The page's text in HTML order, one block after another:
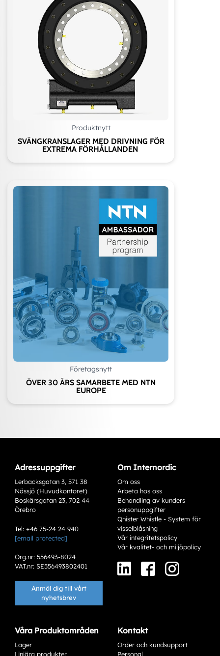
Produktnytt
SVÄNGKRANSLAGER MED DRIVNING FÖR
EXTREMA FÖRHÅLLANDEN
Företagsnytt
ÖVER 30 ÅRS SAMARBETE MED NTN
EUROPE
Varianter
Add to existing cart row
Adressuppgifter
Lerbacksgatan 3, 571 38
Nässjö (Huvudkontoret)
Boskärsgatan 23, 702 44
Örebro
Tel: +46 75-24 24 940
[email protected]
Org.nr: 556493-8024
VAT.nr: SE556493802401
Anmäl dig till vårt
nyhetsbrev
Om Internordic
Om oss
Arbeta hos oss
Behandling av kunders
personuppgifter
Qnister Whistle - System för
visselblåsning
Vår integritetspolicy
Vår kvalitet- och miljöpolicy
Våra Produktområden
Lager
Linjära produkter
Kontakt
Order och kundsupport
Personal